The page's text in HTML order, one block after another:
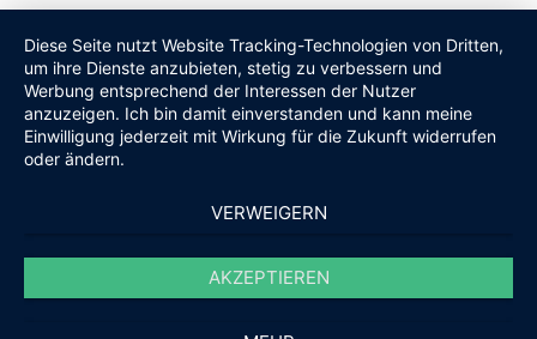
Diese Seite nutzt Website Tracking-Technologien von Dritten,
um ihre Dienste anzubieten, stetig zu verbessern und
Werbung entsprechend der Interessen der Nutzer
anzuzeigen. Ich bin damit einverstanden und kann meine
Einwilligung jederzeit mit Wirkung für die Zukunft widerrufen
oder ändern.
VERWEIGERN
AKZEPTIEREN